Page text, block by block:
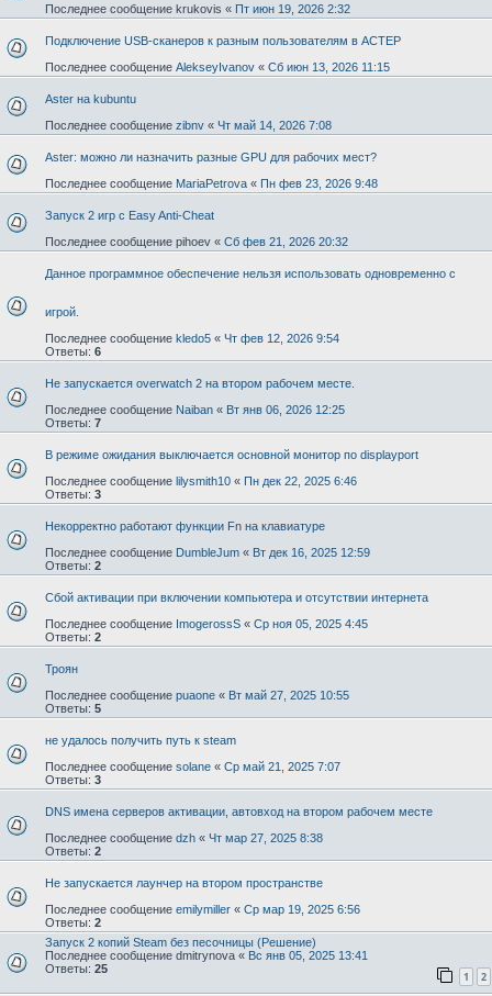
Последнее сообщение krukovis « Пт июн 19, 2026 2:32
Подключение USB-сканеров к разным пользователям в АСТЕР
Последнее сообщение AlekseyIvanov « Сб июн 13, 2026 11:15
Aster на kubuntu
Последнее сообщение zibnv « Чт май 14, 2026 7:08
Aster: можно ли назначить разные GPU для рабочих мест?
Последнее сообщение MariaPetrova « Пн фев 23, 2026 9:48
Запуск 2 игр с Easy Anti-Cheat
Последнее сообщение pihoev « Сб фев 21, 2026 20:32
Данное программное обеспечение нельзя использовать одновременно с
игрой.
Последнее сообщение kledo5 « Чт фев 12, 2026 9:54
Ответы: 6
Не запускается overwatch 2 на втором рабочем месте.
Последнее сообщение Naiban « Вт янв 06, 2026 12:25
Ответы: 7
В режиме ожидания выключается основной монитор по displayport
Последнее сообщение lilysmith10 « Пн дек 22, 2025 6:46
Ответы: 3
Некорректно работают функции Fn на клавиатуре
Последнее сообщение DumbleJum « Вт дек 16, 2025 12:59
Ответы: 2
Сбой активации при включении компьютера и отсутствии интернета
Последнее сообщение ImogerossS « Ср ноя 05, 2025 4:45
Ответы: 2
Троян
Последнее сообщение puaone « Вт май 27, 2025 10:55
Ответы: 5
не удалось получить путь к steam
Последнее сообщение solane « Ср май 21, 2025 7:07
Ответы: 3
DNS имена серверов активации, автовход на втором рабочем месте
Последнее сообщение dzh « Чт мар 27, 2025 8:38
Ответы: 2
Не запускается лаунчер на втором пространстве
Последнее сообщение emilymiller « Ср мар 19, 2025 6:56
Ответы: 2
Запуск 2 копий Steam без песочницы (Решение)
Последнее сообщение dmitrynova « Вс янв 05, 2025 13:41
Ответы: 25
1 2